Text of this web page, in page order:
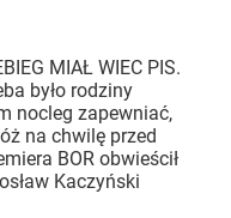
MIAŁ WIEC PIS.
było rodziny
nocleg zapewniać,
na chwilę przed
BOR obwieścił
Kaczyński